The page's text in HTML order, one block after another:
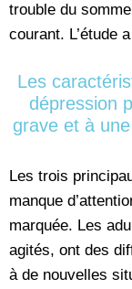
trouble du
courant. L’étude
Les
dépression
grave et à
Les trois
manque
marquée. Les
agités, ont des
à de nouvelles